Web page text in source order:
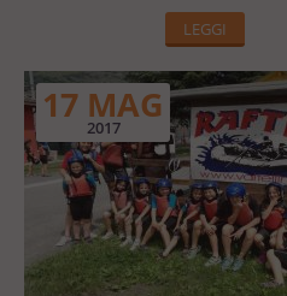
LEGGI
17 MAG
2017